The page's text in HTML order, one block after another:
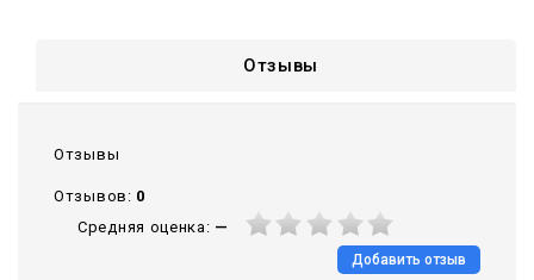
Отзывы
Отзывы
Отзывов: 0
Средняя оценка: —
Добавить отзыв